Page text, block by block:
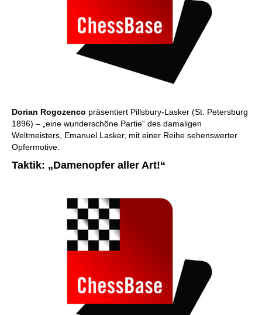
Dorian Rogozenco präsentiert Pillsbury-Lasker (St. Petersburg
1896) – „eine wunderschöne Partie“ des damaligen
Weltmeisters, Emanuel Lasker, mit einer Reihe sehenswerter
Opfermotive.
Taktik: „Damenopfer aller Art!“